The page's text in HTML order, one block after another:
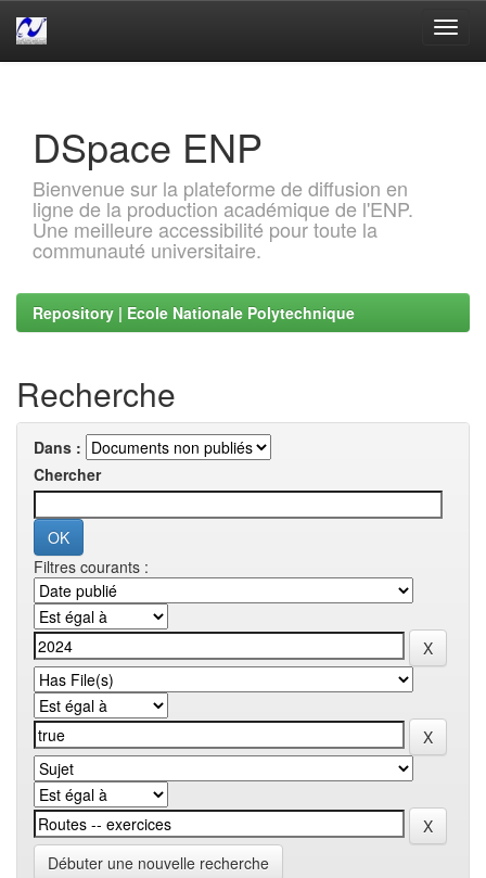
DSpace ENP
Bienvenue sur la plateforme de diffusion en
ligne de la production académique de l'ENP.
Une meilleure accessibilité pour toute la
communauté universitaire.
Repository | Ecole Nationale Polytechnique
Recherche
Dans :
Chercher
Filtres courants :
Débuter une nouvelle recherche